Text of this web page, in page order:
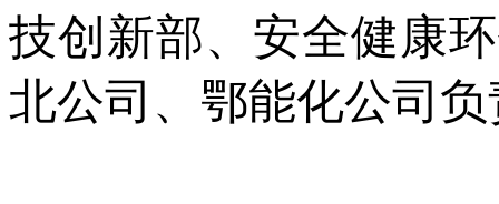
技创新部、安全健康
北公司、鄂能化公司